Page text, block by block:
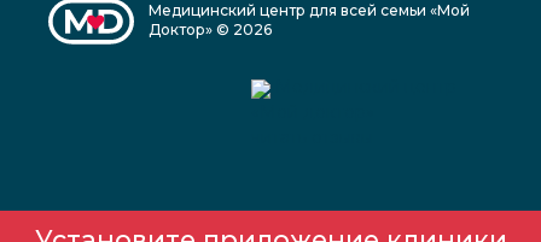
Медицинский центр для всей семьи «Мой
Доктор» © 2026